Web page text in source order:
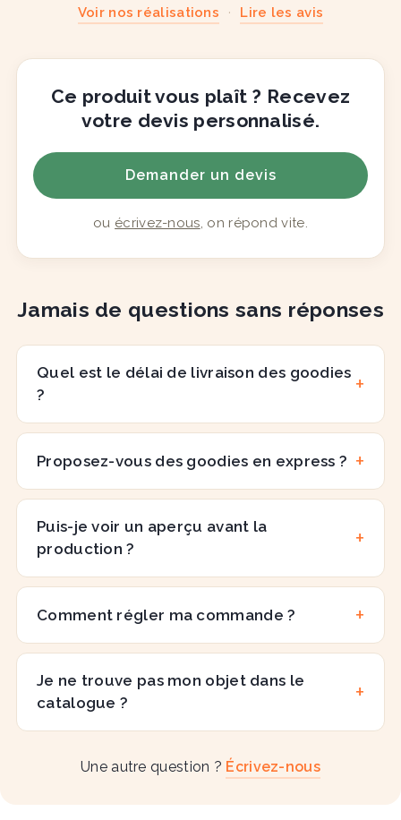
Voir nos réalisations · Lire les avis
Ce produit vous plaît ? Recevez
votre devis personnalisé.
Demander un devis
ou écrivez-nous, on répond vite.
Jamais de questions sans réponses
Quel est le délai de livraison des goodies
?
Proposez-vous des goodies en express ?
Puis-je voir un aperçu avant la
production ?
Comment régler ma commande ?
Je ne trouve pas mon objet dans le
catalogue ?
Une autre question ? Écrivez-nous